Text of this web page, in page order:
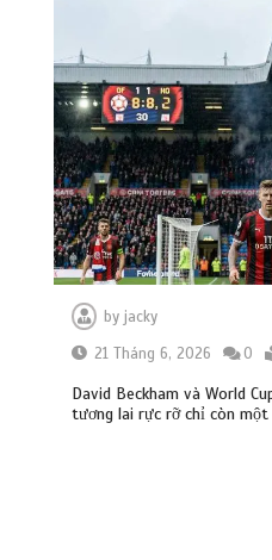
byjacky
21 Tháng 6, 2026
0
David Beckham và World
tương lai rực rỡ chỉ còn một